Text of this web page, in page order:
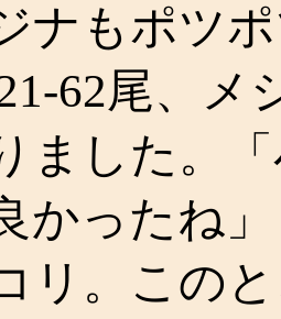
ナもポツ
62尾、
ました。
かったね
リ。この